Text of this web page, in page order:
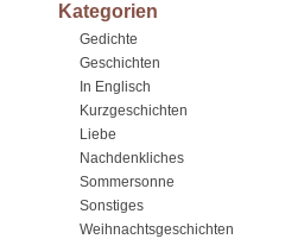
Kategorien
Gedichte
Geschichten
In Englisch
Kurzgeschichten
Liebe
Nachdenkliches
Sommersonne
Sonstiges
Weihnachtsgeschichten